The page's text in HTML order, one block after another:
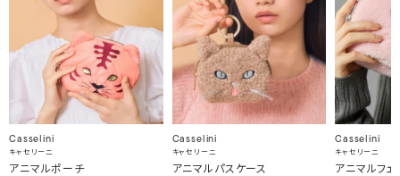
Casselini
キャセリーニ
アニマルポーチ
Casselini
キャセリーニ
アニマルパスケース
Casselini
キャセリーニ
アニマルフ